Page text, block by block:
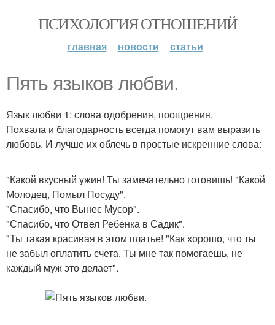
ПСИХОЛОГИЯ ОТНОШЕНИЙ
главная новости статьи
Пять языков любви.
Язык любви 1: слова одобрения, поощрения.
Похвала и благодарность всегда помогут вам выразить
любовь. И лучше их облечь в простые искренние слова:
"Какой вкусный ужин! Ты замечательно готовишь! "Какой
Молодец, Помыл Посуду".
"Спасибо, что Вынес Мусор".
"Спасибо, что Отвел Ребенка в Садик".
"Ты такая красивая в этом платье! "Как хорошо, что ты
не забыл оплатить счета. Ты мне так помогаешь, не
каждый муж это делает".